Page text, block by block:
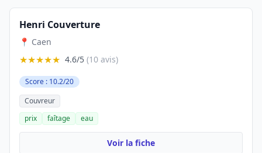
Henri Couverture
📍 Caen
★★★★★ 4.6/5 (10 avis)
Score : 10.2/20
Couvreur
prix
faîtage eau
Voir la fiche